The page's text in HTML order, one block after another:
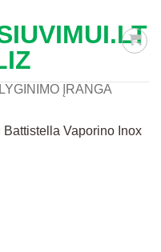
LYGINIMO ĮRANGA